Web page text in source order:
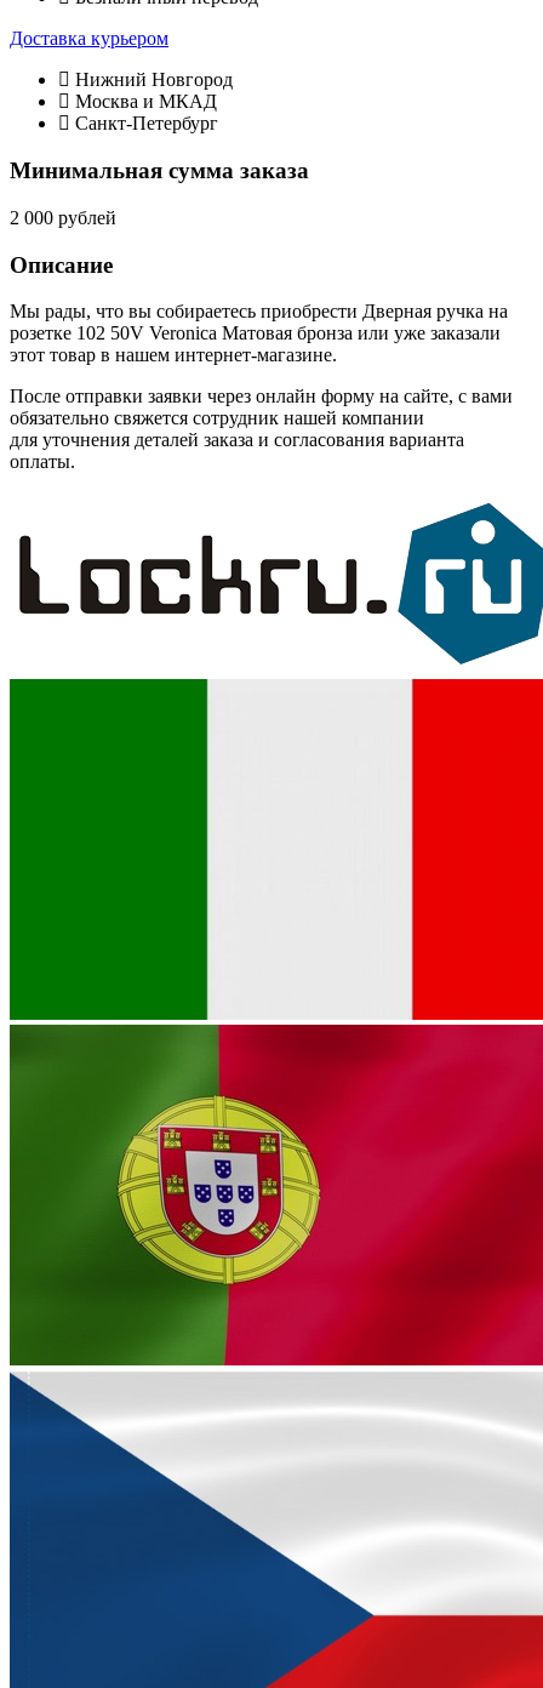
Доставка курьером
Нижний Новгород
Москва и МКАД
Санкт-Петербург
Минимальная сумма заказа
2 000 рублей
Описание
Мы рады, что вы собираетесь приобрести Дверная ручка на
розетке 102 50V Veronica Матовая бронза или уже заказали
этот товар в нашем интернет-магазине.
После отправки заявки через онлайн форму на сайте, с вами
обязательно свяжется сотрудник нашей компании
для уточнения деталей заказа и согласования варианта
оплаты.